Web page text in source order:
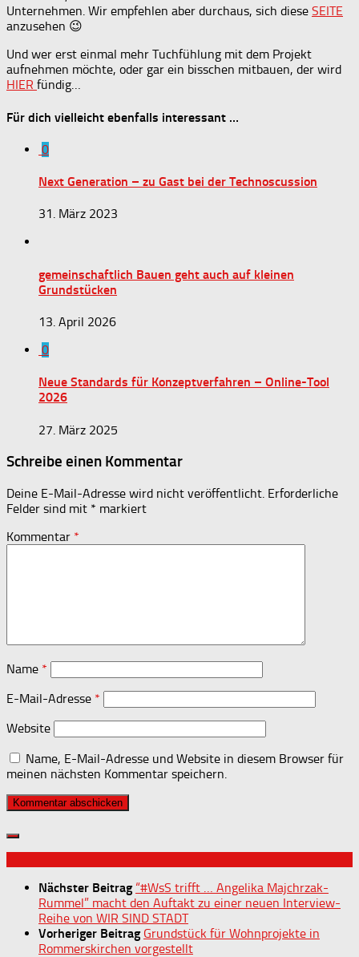
Unternehmen. Wir empfehlen aber durchaus, sich diese SEITE
anzusehen 😉
Und wer erst einmal mehr Tuchfühlung mit dem Projekt
aufnehmen möchte, oder gar ein bisschen mitbauen, der wird
HIER fündig…
Für dich vielleicht ebenfalls interessant …
0
Next Generation – zu Gast bei der Technoscussion
31. März 2023
gemeinschaftlich Bauen geht auch auf kleinen
Grundstücken
13. April 2026
0
Neue Standards für Konzeptverfahren – Online-Tool
2026
27. März 2025
Schreibe einen Kommentar
Deine E-Mail-Adresse wird nicht veröffentlicht. Erforderliche
Felder sind mit * markiert
Kommentar *
Name *
E-Mail-Adresse *
Website
Name, E-Mail-Adresse und Website in diesem Browser für
meinen nächsten Kommentar speichern.
Nächster Beitrag “#WsS trifft … Angelika Majchrzak-
Rummel” macht den Auftakt zu einer neuen Interview-
Reihe von WIR SIND STADT
Vorheriger Beitrag Grundstück für Wohnprojekte in
Rommerskirchen vorgestellt